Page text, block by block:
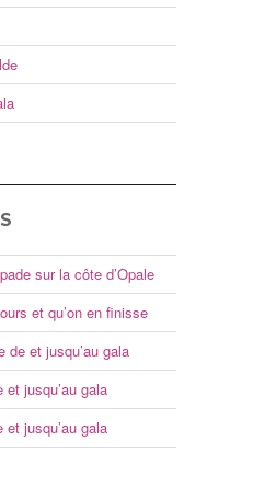
sur la côte d’Opale
et qu’on en finisse
de et jusqu’au gala
et jusqu’au gala
et jusqu’au gala